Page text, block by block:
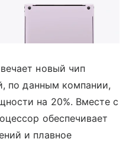
новый чип
по данным компании,
на 20%. Вместе с
обеспечивает
и плавное